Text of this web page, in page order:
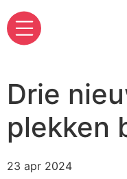
Drie
plekken
23 apr 2024